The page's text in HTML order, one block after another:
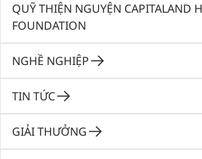
QUỸ THIỆN NGUYỆN CAPITALAND
FOUNDATION
NGHỀ NGHIỆP
TIN TỨC
GIẢI THƯỞNG